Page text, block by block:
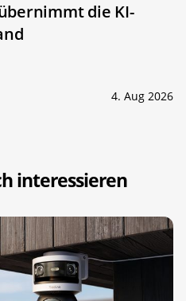
die KI-
4. Aug 2026
interessieren